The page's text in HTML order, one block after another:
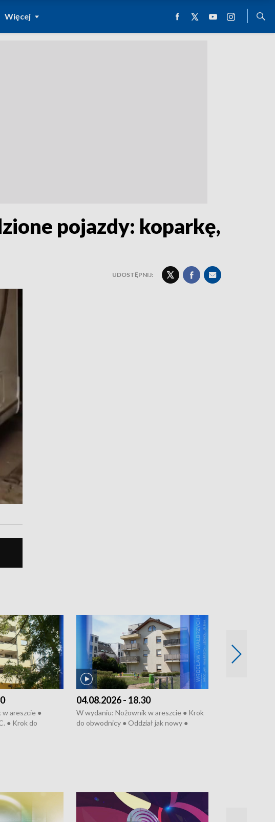
Więcej
pojazdy: koparkę,
UDOSTĘPNIJ:
areszcie ●
● Krok do
04.08.2026 - 18.30
W wydaniu: Nożownik w areszcie ● Krok
do obwodnicy ● Oddział jak nowy ●